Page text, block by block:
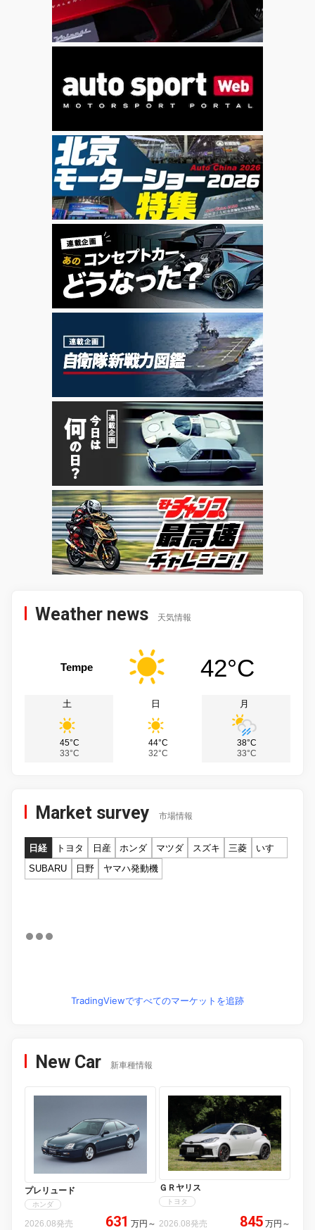
Weather news 天気情報
Tempe 42°C
土
45°C
33°C
日
44°C
32°C
月
38°C
33°C
Market survey 市場情報
日経 トヨタ 日産 ホンダ マツダ スズキ 三菱
いすゞ
SUBARU
日野 ヤマハ発動機
TradingViewですべてのマーケットを追跡
New Car 新車種情報
プレリュード
ホンダ
2026.08発売 631 万円 ～
ＧＲヤリス
トヨタ
2026.08発売 845 万円 ～